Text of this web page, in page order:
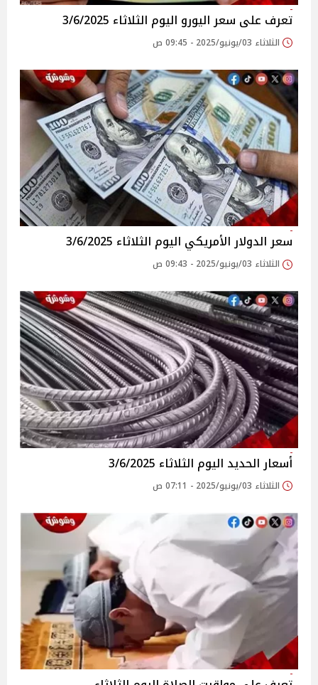
تعرف على سعر اليورو اليوم الثلاثاء 3/6/2025
الثلاثاء 03/يونيو/2025 - 09:45 ص
سعر الدولار الأمريكي اليوم الثلاثاء 3/6/2025
الثلاثاء 03/يونيو/2025 - 09:43 ص
أسعار الحديد اليوم الثلاثاء 3/6/2025
الثلاثاء 03/يونيو/2025 - 07:11 ص